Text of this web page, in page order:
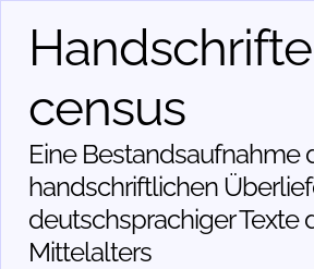
census
Eine Bestandsaufnahme
handschriftlichen
deutschsprachiger Texte
Mittelalters